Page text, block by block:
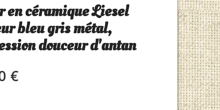
en céramique Liesel
bleu gris métal,
douceur d'antan
€